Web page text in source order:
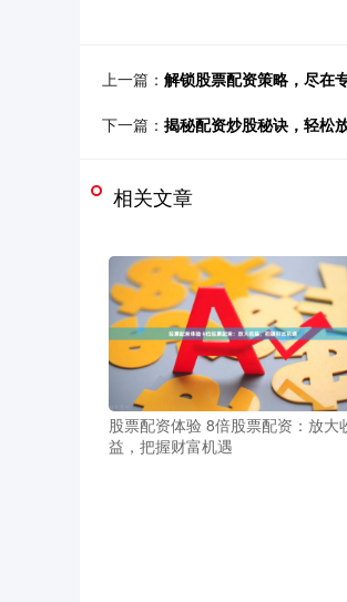
上一篇： 解锁股票配资策略，尽在
下一篇： 揭秘配资炒股秘诀，轻松
相关文章
股票配资体验 8倍股票配资：放大
益，把握财富机遇